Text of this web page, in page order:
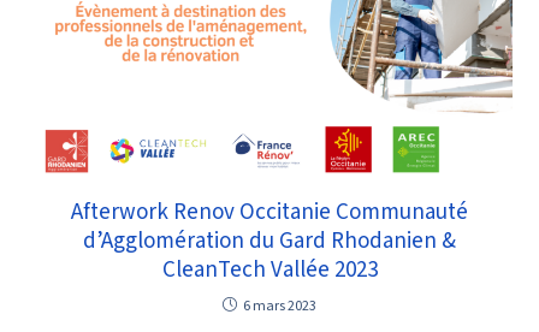
Afterwork Renov Occitanie Communauté
d’Agglomération du Gard Rhodanien &
CleanTech Vallée 2023
6 mars 2023